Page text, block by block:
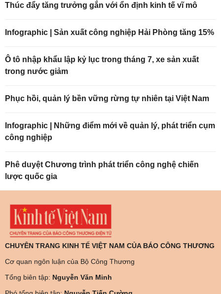
Thúc đẩy tăng trưởng gắn với ổn định kinh tế vĩ mô
Infographic | Sản xuất công nghiệp Hải Phòng tăng 15%
Ô tô nhập khẩu lập kỷ lục trong tháng 7, xe sản xuất
trong nước giảm
Phục hồi, quản lý bền vững rừng tự nhiên tại Việt Nam
Infographic | Những điểm mới về quản lý, phát triển cụm
công nghiệp
Phê duyệt Chương trình phát triển công nghệ chiến
lược quốc gia
CHUYÊN TRANG KINH TẾ VIỆT NAM CỦA BÁO CÔNG THƯƠNG
Cơ quan ngôn luận của Bộ Công Thương
Tổng biên tập: Nguyễn Văn Minh